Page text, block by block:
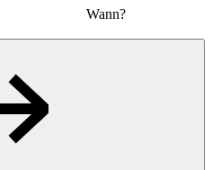
Wann?